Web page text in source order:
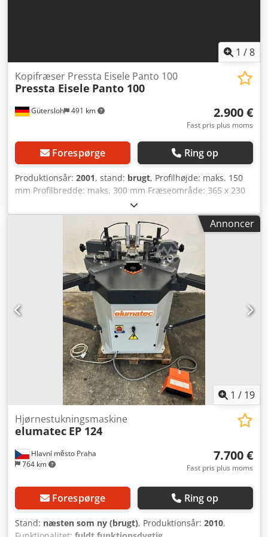
1 /8
Gütersloh 491 km
Kopifræser Pressta Eisele Panto 100
Pressta Eisele Panto 100
2.900 €
Fast pris plus moms
Forespørge Ring op
Produktionsår: 2001, stand: brugt, Profilhøjde: maks. 150
mm Profilbredde: maks. 300 mm Fræseområde: 365 x 230
mm Pneumatisk fastspænding af emnet
Minimalmængdesmøresystem 2 pneumatiske kopi-
fødestifter med kopi-stift 5/8/10 mm Cedpfx
Annoncer
1 / 19
Hlavní město Praha
764 km
Hjørnestukningsmaskine
elumatec EP 124
7.700 €
Fast pris plus moms
Forespørge Ring op
Stand: næsten som ny (brugt), Produktionsår: 2010,